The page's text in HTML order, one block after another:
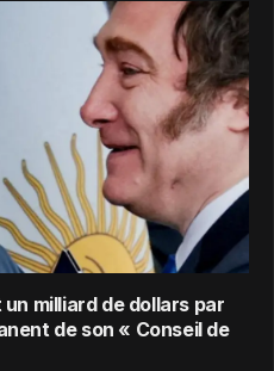
milliard de dollars par
de son « Conseil de